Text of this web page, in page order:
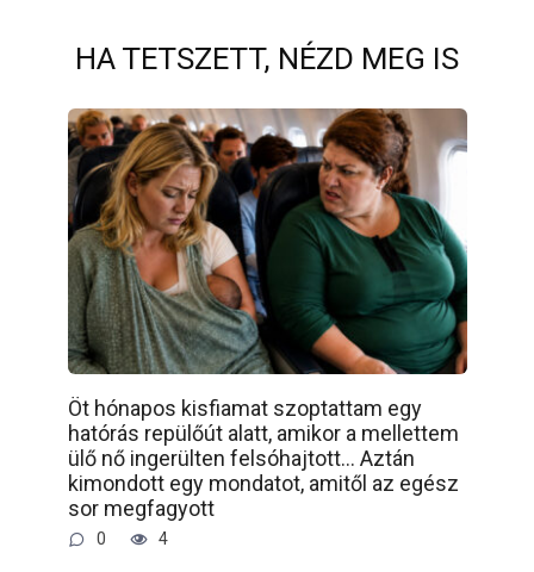
HA TETSZETT, NÉZD MEG IS
Öt hónapos kisfiamat szoptattam egy
hatórás repülőút alatt, amikor a mellettem
ülő nő ingerülten felsóhajtott… Aztán
kimondott egy mondatot, amitől az egész
sor megfagyott
0 4